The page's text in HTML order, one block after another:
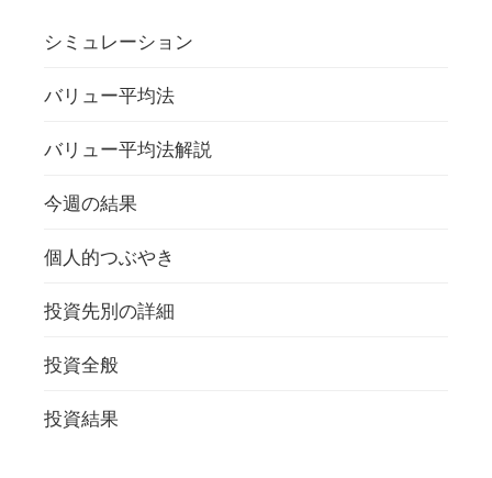
シミュレーション
バリュー平均法
バリュー平均法解説
今週の結果
個人的つぶやき
投資先別の詳細
投資全般
投資結果